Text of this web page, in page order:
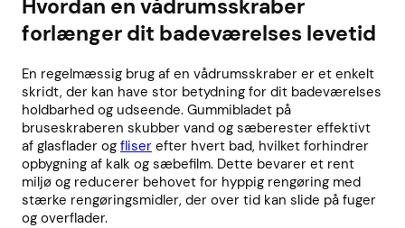
Hvordan en vådrumsskraber
forlænger dit badeværelses levetid
En regelmæssig brug af en vådrumsskraber er et enkelt
skridt, der kan have stor betydning for dit badeværelses
holdbarhed og udseende. Gummibladet på
bruseskraberen skubber vand og sæberester effektivt
af glasflader og fliser efter hvert bad, hvilket forhindrer
opbygning af kalk og sæbefilm. Dette bevarer et rent
miljø og reducerer behovet for hyppig rengøring med
stærke rengøringsmidler, der over tid kan slide på fuger
og overflader.